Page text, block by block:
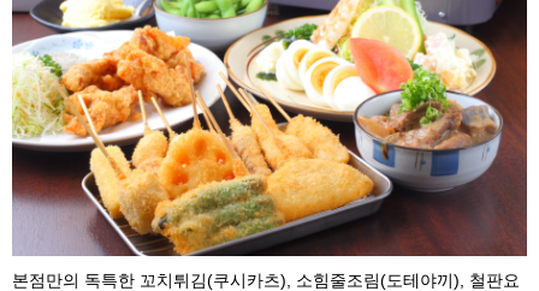
본점만의 독특한 꼬치튀김(쿠시카츠), 소힘줄조림(도테야끼), 철판요